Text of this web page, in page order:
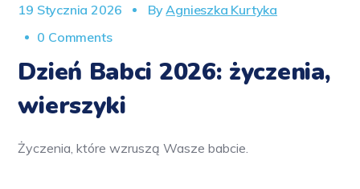
19 Stycznia 2026 ByAgnieszka Kurtyka
0 Comments
Dzień Babci 2026: życzenia,
wierszyki
Życzenia, które wzruszą Wasze babcie.